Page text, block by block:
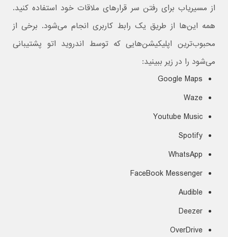
از مسیریاب برای رفتن سر قرارهای ملاقات خود استفاده کنید.
همه این‌ها از طریق یک رابط کاربری انجام می‌شود. برخی از
محبوب‌ترین اپلیکیشن‌هایی که توسط اندروید اتو پشتیبانی
می‌شود را در زیر ببینید:
Google Maps
Waze
Youtube Music
Spotify
WhatsApp
FaceBook Messenger
Audible
Deezer
OverDrive